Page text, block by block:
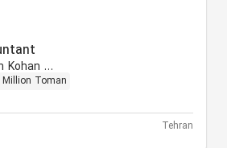
Tajeran Kohan Pars
Million Toman
Tehran